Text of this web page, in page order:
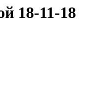
18-11-18